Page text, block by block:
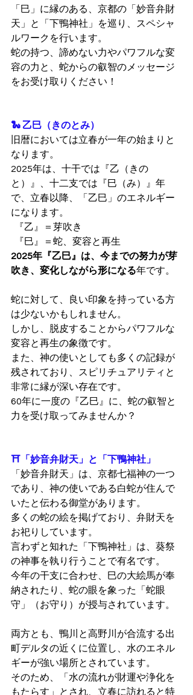
「巳」に縁のある、京都の「妙音弁財
天」と「下鴨神社」を巡り、スペシャ
ルワークを行います。
蛇の持つ、諦めない力やパワフルな変
容の力と、蛇からの叡智のメッセージ
をお受け取りください！
🐍 乙巳（きのとみ）
旧暦においては立春が一年の始まりと
なります。
2025年は、十干では『乙（きの
と）』、十二支では『巳（み）』年
で、立春以降、「乙巳」のエネルギー
になります。
  『乙』＝芽吹き
  『巳』＝蛇、変容と再生
2025年『乙巳』は、今までの努力が芽
吹き、変化しながら形になる年です。
蛇に対して、良い印象を持っている方
は少ないかもしれません。
しかし、脱皮することからパワフルな
変容と再生の象徴です。
また、神の使いとしても多くの記録が
残されており、スピリチュアリティと
非常に縁が深い存在です。
60年に一度の『乙巳』に、蛇の叡智と
力を受け取ってみませんか？
⛩️ 「妙音弁財天」と「下鴨神社」
「妙音弁財天」は、京都七福神の一つ
であり、神の使いである白蛇が住んで
いたと伝わる御堂があります。
多くの蛇の絵を掲げており、弁財天を
お祀りしています。
言わずと知れた「下鴨神社」は、葵祭
の神事を執り行うことで有名です。
今年の干支に合わせ、巳の大絵馬が奉
納されたり、蛇の眼を象った「蛇眼
守」（お守り）が授与されています。
両方とも、鴨川と高野川が合流する出
町デルタの近くに位置し、水のエネル
ギーが強い場所とされています。
そのため、「水の流れが財運や浄化を
もたらす」とされ、立春に訪れると特